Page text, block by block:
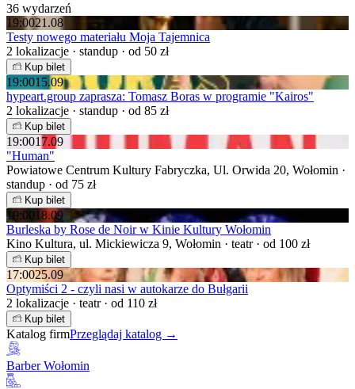
36 wydarzeń
19:0021.08
Testy nowego materiału Moja Tajemnica
2 lokalizacje · standup · od 50 zł
Kup bilet
19:0015.09
hypeart.group zaprasza: Tomasz Boras w programie "Kairos"
2 lokalizacje · standup · od 85 zł
Kup bilet
19:0017.09
"Human"
Powiatowe Centrum Kultury Fabryczka, Ul. Orwida 20, Wołomin ·
standup · od 75 zł
Kup bilet
19:00 18.09
Burleska by Rose de Noir w Kinie Kultury Wołomin
Kino Kultura, ul. Mickiewicza 9, Wołomin · teatr · od 100 zł
Kup bilet
17:0025.09
Optymiści 2 - czyli nasi w autokarze do Bułgarii
2 lokalizacje · teatr · od 110 zł
Kup bilet
Katalog firmPrzeglądaj katalog →
Barber Wołomin